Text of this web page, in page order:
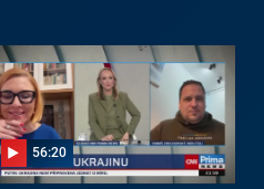
56:20